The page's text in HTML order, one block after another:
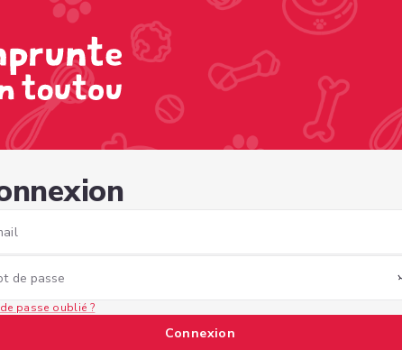
de passe
passe oublié ?
Connexion
2b35c8fd7cec